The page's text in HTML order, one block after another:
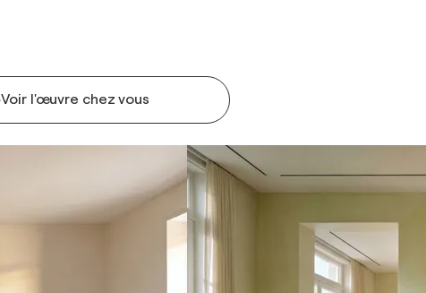
Voir l'œuvre chez vous